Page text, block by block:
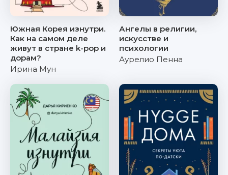
Южная Корея изнутри.
Как на самом деле
живут в стране k-pop и
дорам?
Ирина Мун
Ангелы в религии,
искусстве и
психологии
Аурелио Пенна